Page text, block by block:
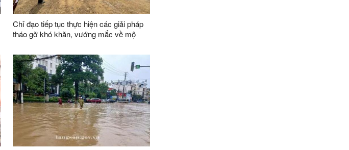
Chỉ đạo tiếp tục thực hiện các giải pháp
tháo gỡ khó khăn, vướng mắc về mộ
dự án trên địa bàn tỉnh